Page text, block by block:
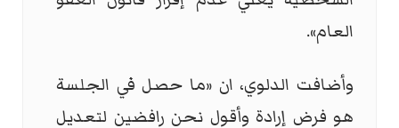
العام».
وأضافت الدلوي، ان «ما حصل في الجلسة
هو فرض إرادة وأقول نحن رافضين لتعديل